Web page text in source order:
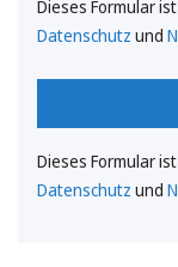
Dieses Formular
Datenschutz und
Dieses Formular
Datenschutz und